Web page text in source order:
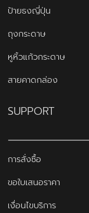
ป้ายธงญี่ปุ่น
ถุงกระดาษ
หูหิ้วแก้วกระดาษ
สายคาดกล่อง
SUPPORT
การสั่งซื้อ
ขอใบเสนอราคา
เงื่อนไขบริการ